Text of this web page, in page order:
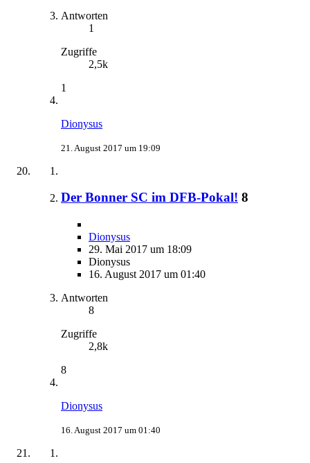
Antworten
1
Zugriffe
2,5k
1
Dionysus
21. August 2017 um 19:09
Der Bonner SC im DFB-Pokal! 8
Dionysus
29. Mai 2017 um 18:09
Dionysus
16. August 2017 um 01:40
Antworten
8
Zugriffe
2,8k
8
Dionysus
16. August 2017 um 01:40